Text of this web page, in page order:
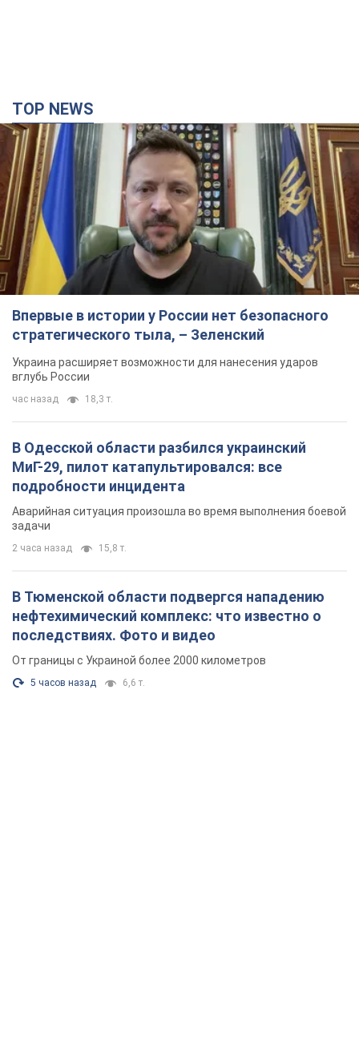
TOP NEWS
Впервые в истории у России нет безопасного
стратегического тыла, – Зеленский
Украина расширяет возможности для нанесения ударов
вглубь России
час назад 18,3 т.
В Одесской области разбился украинский
МиГ-29, пилот катапультировался: все
подробности инцидента
Аварийная ситуация произошла во время выполнения боевой
задачи
2 часа назад 15,8 т.
В Тюменской области подвергся нападению
нефтехимический комплекс: что известно о
последствиях. Фото и видео
От границы с Украиной более 2000 километров
5 часов назад 6,6 т.